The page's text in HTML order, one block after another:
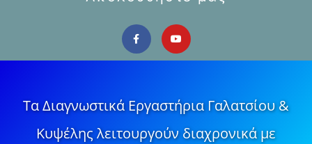
Τα Διαγνωστικά Εργαστήρια Γαλατσίου &
Κυψέλης λειτουργούν διαχρονικά με